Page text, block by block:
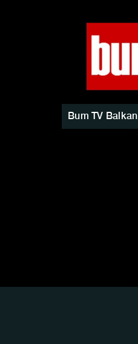
Bum TV Balkan